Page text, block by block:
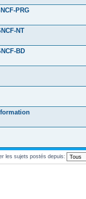
PRG
NT
BD
les sujets postés depuis: